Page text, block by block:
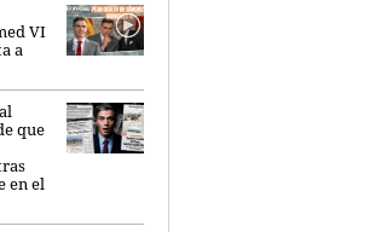
VI
a
que
en el